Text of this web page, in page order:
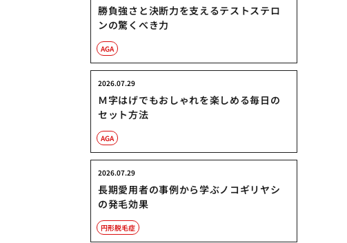
勝負強さと決断力を支えるテストステロ
ンの驚くべき力
AGA
Ｍ字はげでもおしゃれを楽しめる毎日の
セット方法
2026.07.29
AGA
長期愛用者の事例から学ぶノコギリヤシ
の発毛効果
2026.07.29
円形脱毛症